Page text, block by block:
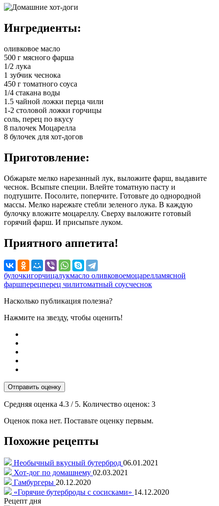
Ингредиенты:
оливковое масло
500 г мясного фарша
1/2 лука
1 зубчик чеснока
450 г томатного соуса
1/4 стакана воды
1.5 чайной ложки перца чили
1-2 столовой ложки горчицы
соль, перец по вкусу
8 палочек Моцарелла
8 булочек для хот-догов
Приготовление:
Обжарьте мелко нарезанный лук, выложите фарш, выдавите
чеснок. Всыпьте специи. Влейте томатную пасту и
подтушите. Посолите, поперчите. Готовьте до однородной
массы. Мелко нарежьте стебли зеленого лука. В каждую
булочку вложите моцареллу. Сверху выложите готовый
горячий фарш. И присыпьте луком.
Приятного аппетита!
булочкигорчицалукмасло оливковоемоцарелламясной
фаршперецперец чилитоматный соусчеснок
Насколько публикация полезна?
Нажмите на звезду, чтобы оценить!
Отправить оценку
Средняя оценка 4.3 / 5. Количество оценок: 3
Оценок пока нет. Поставьте оценку первым.
Похожие рецепты
Необычный вкусный бутерброд 06.01.2021
Хот-дог по домашнему 02.03.2021
Гамбургеры 20.12.2020
«Горячие бутерброды с сосисками» 14.12.2020
Рецепт дня